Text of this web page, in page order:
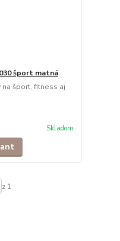
šport matná
šport, fitness aj
Skladom
z 1